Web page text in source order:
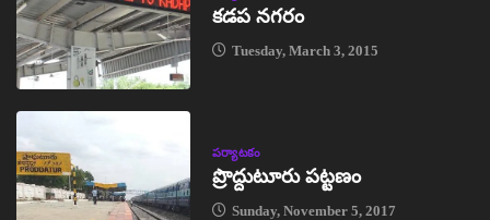
కడప నగరం
Tuesday, March 3, 2015
పర్యాటకం
ప్రొద్దుటూరు పట్టణం
Sunday, November 5, 2017